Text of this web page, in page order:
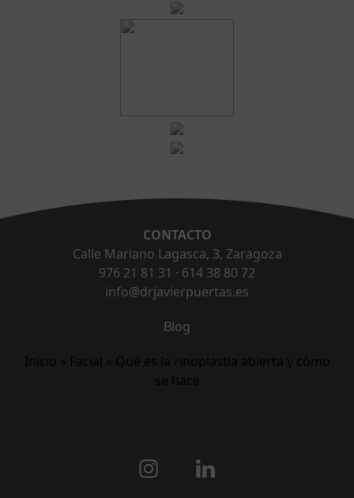
Footer
CONTACTO
Calle Mariano Lagasca, 3, Zaragoza
976 21 81 31 · 614 38 80 72
info@drjavierpuertas.es
Blog
Inicio » Facial » Qué es la rinoplastia abierta y cómo
se hace